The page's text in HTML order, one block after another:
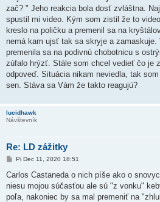
e
o
k
zač? " Jeho reakcia bola dosť zvláštna.
spustil mi video. Kým som zistil že to
kreslo na poličku a premenil sa na
nemá kam ujsť tak sa skryje a
premenila sa na podivnú chobotnicu s
zúfalo hrýzť. Stále som chcel vedieť čo je
odpoveď. Situácia nikam neviedla, tak
sen. Stáva sa Vám že takto reagujú?
lucidhawk
Návštevník
Re: LD zážitky
P
í
p
e
Pi Dec 11, 2020 18:51
Carlos Castaneda o nich píše ako o
niesu mojou súčasťou ale sú "z vonku"
poľa, nakoniec by sa mal premeniť na